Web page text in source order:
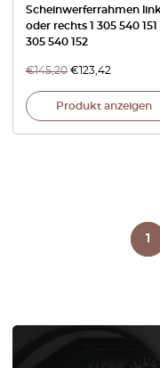
Scheinwerferrahmen
oder rechts 1 305 540 151
305 540 152
€145,20 €123,42
Produkt anzeigen
1